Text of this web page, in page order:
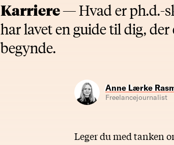
Karriere —Hvad er ph.d.-
har lavet en guide til dig,
begynde.
Anne Lærke
Freelancejournalist
Leger du med tanken